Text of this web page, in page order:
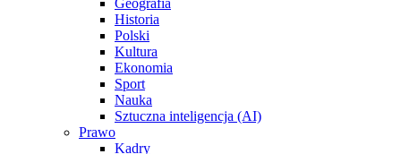
Geografia
Historia
Polski
Kultura
Ekonomia
Sport
Nauka
Sztuczna inteligencja (AI)
Prawo
Kadry